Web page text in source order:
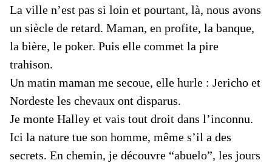
La ville n’est pas si loin et pourtant, là, nous avons
un siècle de retard. Maman, en profite, la banque,
la bière, le poker. Puis elle commet la pire
trahison.
Un matin maman me secoue, elle hurle : Jericho et
Nordeste les chevaux ont disparus.
Je monte Halley et vais tout droit dans l’inconnu.
Ici la nature tue son homme, même s’il a des
secrets. En chemin, je découvre “abuelo”, les jours